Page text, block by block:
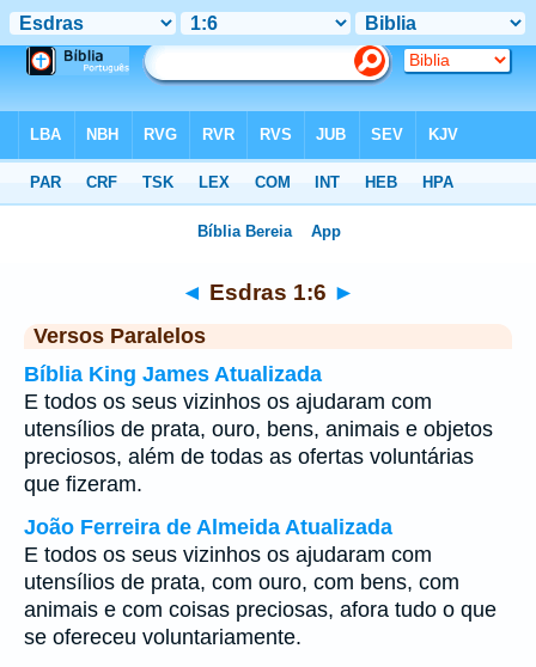
◄ Esdras 1:6 ►
Versos Paralelos
Bíblia King James Atualizada
E todos os seus vizinhos os ajudaram com
utensílios de prata, ouro, bens, animais e objetos
preciosos, além de todas as ofertas voluntárias
que fizeram.
João Ferreira de Almeida Atualizada
E todos os seus vizinhos os ajudaram com
utensílios de prata, com ouro, com bens, com
animais e com coisas preciosas, afora tudo o que
se ofereceu voluntariamente.